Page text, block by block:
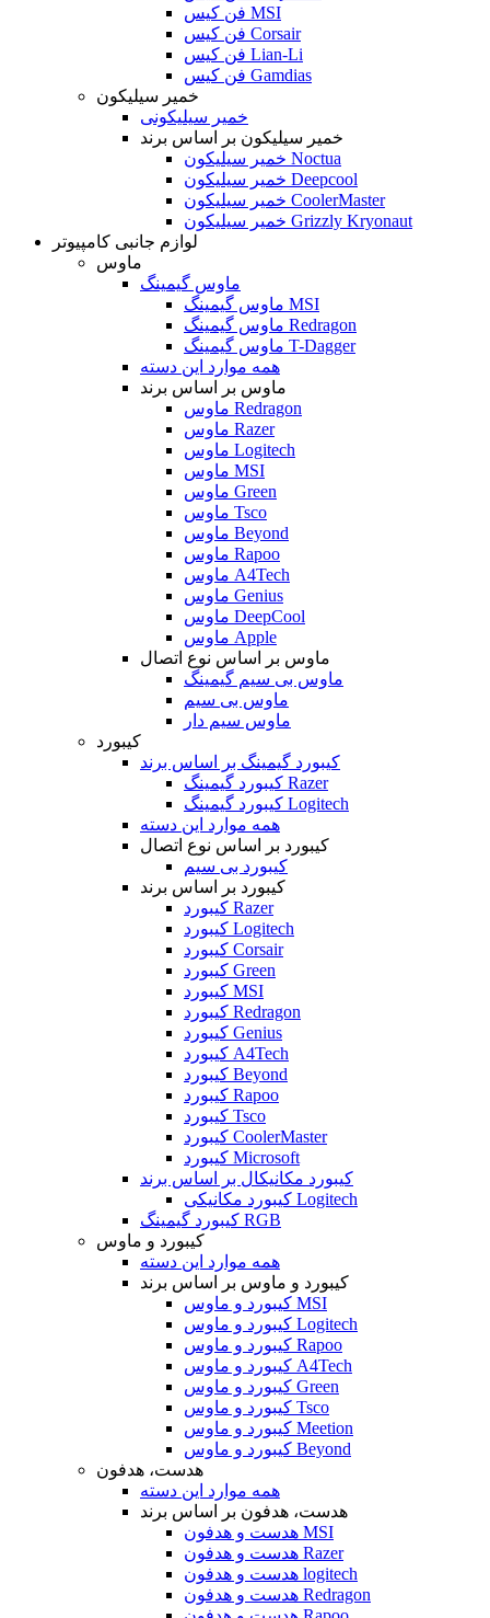
فن کیس MSI
فن کیس Corsair
فن کیس Lian-Li
فن کیس Gamdias
خمیر سیلیکون
خمیر سیلیکونی
خمیر سیلیکون بر اساس برند
خمیر سیلیکون Noctua
خمیر سیلیکون Deepcool
خمیر سیلیکون CoolerMaster
خمیر سیلیکون Grizzly Kryonaut
لوازم جانبی کامپیوتر
ماوس
ماوس گیمینگ
ماوس گیمینگ MSI
ماوس گیمینگ Redragon
ماوس گیمینگ T-Dagger
همه موارد این دسته
ماوس بر اساس برند
ماوس Redragon
ماوس Razer
ماوس Logitech
ماوس MSI
ماوس Green
ماوس Tsco
ماوس Beyond
ماوس Rapoo
ماوس A4Tech
ماوس Genius
ماوس DeepCool
ماوس Apple
ماوس بر اساس نوع اتصال
ماوس بی سیم گیمینگ
ماوس بی سیم
ماوس سیم دار
کیبورد
کیبورد گیمینگ بر اساس برند
کیبورد گیمینگ Razer
کیبورد گیمینگ Logitech
همه موارد این دسته
کیبورد بر اساس نوع اتصال
کیبورد بی سیم
کیبورد بر اساس برند
کیبورد Razer
کیبورد Logitech
کیبورد Corsair
کیبورد Green
کیبورد MSI
کیبورد Redragon
کیبورد Genius
کیبورد A4Tech
کیبورد Beyond
کیبورد Rapoo
کیبورد Tsco
کیبورد CoolerMaster
کیبورد Microsoft
کیبورد مکانیکال بر اساس برند
کیبورد مکانیکی Logitech
کیبورد گیمینگ RGB
کیبورد و ماوس
همه موارد این دسته
کیبورد و ماوس بر اساس برند
کیبورد و ماوس MSI
کیبورد و ماوس Logitech
کیبورد و ماوس Rapoo
کیبورد و ماوس A4Tech
کیبورد و ماوس Green
کیبورد و ماوس Tsco
کیبورد و ماوس Meetion
کیبورد و ماوس Beyond
هدست، هدفون
همه موارد این دسته
هدست، هدفون بر اساس برند
هدست و هدفون MSI
هدست و هدفون Razer
هدست و هدفون logitech
هدست و هدفون Redragon